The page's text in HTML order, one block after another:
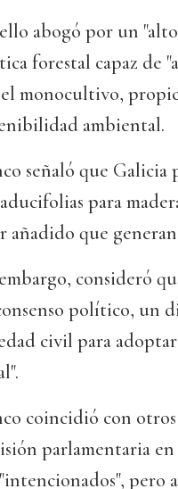
abogó por un
forestal capaz de
monocultivo,
ambiental.
señaló que Galicia
para
añadido que
consideró
político, un
civil para
coincidió con
parlamentaria
pero